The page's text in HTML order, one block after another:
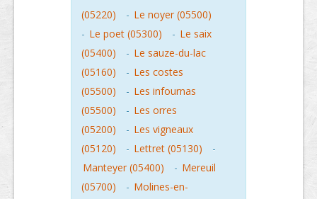
(05220)
- Le noyer (05500)
- Le poet (05300) - Le saix
(05400)
- Le sauze-du-lac
(05160)
- Les costes
(05500)
- Les infournas
(05500)
- Les orres
(05200)
- Les vigneaux
(05120)
- Lettret (05130)
-
Manteyer (05400)
- Mereuil
(05700)
- Molines-en-